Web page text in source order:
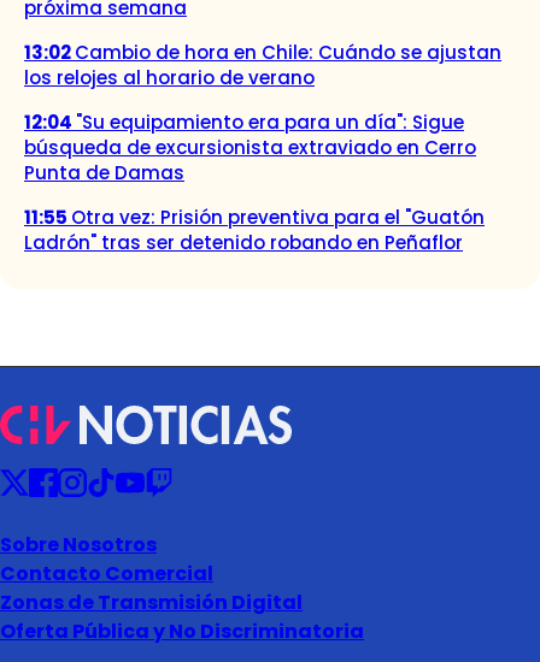
próxima semana
13:02Cambio de hora en Chile: Cuándo se ajustan
los relojes al horario de verano
12:04 "Su equipamiento era para un día": Sigue
búsqueda de excursionista extraviado en Cerro
Punta de Damas
11:55 Otra vez: Prisión preventiva para el "Guatón
Ladrón" tras ser detenido robando en Peñaflor
Sobre Nosotros
Contacto Comercial
Zonas de Transmisión Digital
Oferta Pública y No Discriminatoria